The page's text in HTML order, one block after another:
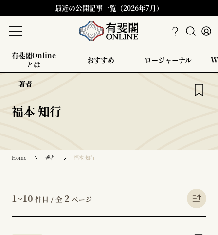
最近の公開記事一覧（2026年7月）
有斐閣Online
とは
おすすめ ロージャーナル
著者
福本 知行
Home 著者 福本 知行
1~10 件目 / 全 2 ページ